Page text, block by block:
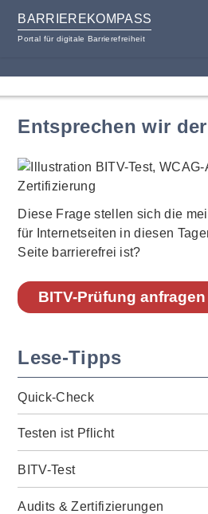
BARRIEREKOMPASS
Portal für digitale Barrierefreiheit
Entsprechen wir
Diese Frage stellen sich die
für Internetseiten in diesen
Seite barrierefrei ist?
BITV-Prüfung anfragen
Lese-Tipps
Quick-Check
Testen ist Pflicht
BITV-Test
Audits & Zertifizierungen